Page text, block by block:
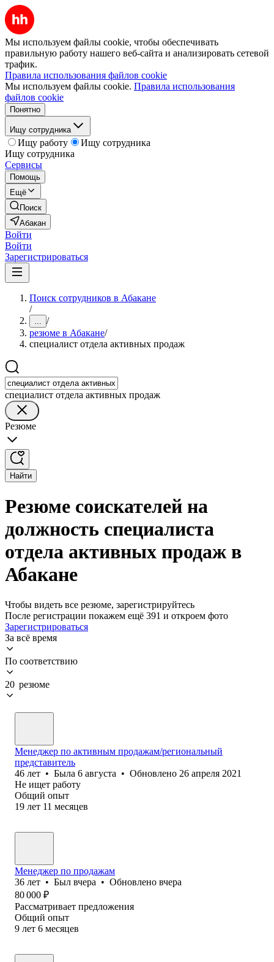
Мы используем файлы cookie, чтобы обеспечивать
правильную работу нашего веб-сайта и анализировать сетевой
трафик.
Правила использования файлов cookie
Мы используем файлы cookie. Правила использования
файлов cookie
Понятно
Ищу сотрудника
Ищу работу
Ищу сотрудника
Ищу сотрудника
Сервисы
Помощь
Ещё
Поиск
Абакан
Войти
Войти
Зарегистрироваться
Поиск сотрудников в Абакане
/
... /
резюме в Абакане/
специалист отдела активных продаж
специалист отдела активных продаж
Резюме
Найти
Резюме соискателей на
должность специалиста
отдела активных продаж в
Абакане
Чтобы видеть все резюме, зарегистрируйтесь
После регистрации покажем ещё 391 и откроем фото
Зарегистрироваться
За всё время
По соответствию
20 резюме
Менеджер по активным продажам/региональный
представитель
46 лет • Была 6 августа • Обновлено 26 апреля 2021
Не ищет работу
Общий опыт
19 лет 11 месяцев
Менеджер по продажам
36 лет • Был вчера • Обновлено вчера
80 000 ₽
Рассматривает предложения
Общий опыт
9 лет 6 месяцев